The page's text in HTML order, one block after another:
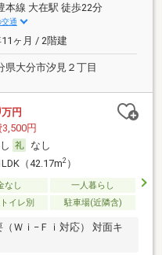
本線 大在駅 徒歩22分
通
ヶ月 / 2階建
県大分市汐見２丁目
万円
円
なし
（42.17m2）
なし
一人暮らし
イレ別 駐車場(近隣含)
Ｗｉ−Ｆｉ対応） 対面キ